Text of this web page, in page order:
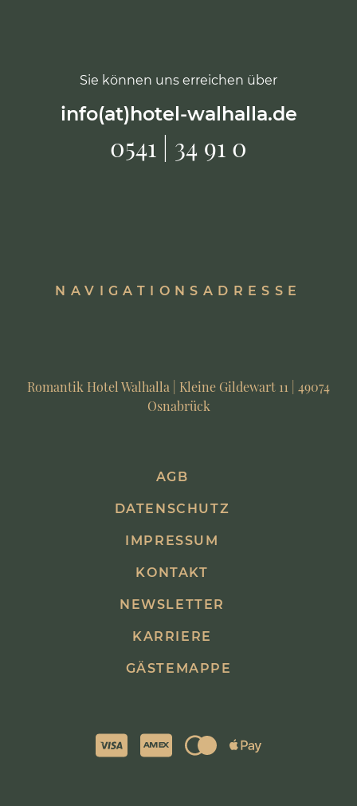
Sie können uns erreichen über
info(at)hotel-walhalla.de
0541 | 34 91 0
NAVIGATIONSADRESSE
Romantik Hotel Walhalla | Kleine Gildewart 11 | 49074
Osnabrück
AGB
DATENSCHUTZ
IMPRESSUM
KONTAKT
NEWSLETTER
KARRIERE
GÄSTEMAPPE